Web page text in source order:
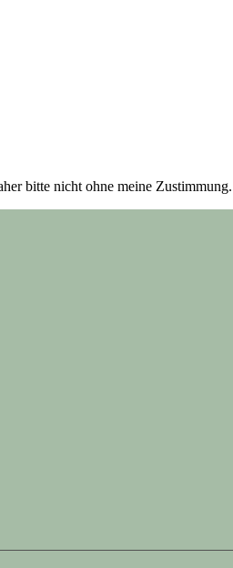
bitte nicht ohne meine Zustimmung.